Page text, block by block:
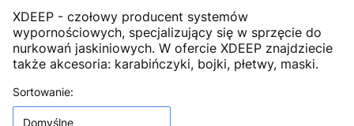
XDEEP - czołowy producent systemów
wypornościowych, specjalizujący się w sprzęcie do
nurkowań jaskiniowych. W ofercie XDEEP znajdziecie
także akcesoria: karabińczyki, bojki, płetwy, maski.
Lista produktów
Sortowanie:
Domyślne